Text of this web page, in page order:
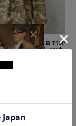
ストック イギリス軍 TROP
ャケット デザートDPMカ